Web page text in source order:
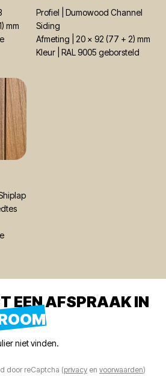
mm
Profiel | Dumowood Channel
Siding
Afmeting | 20 x 92 (77 + 2) mm
Kleur | RAL 9005 geborsteld
EEN AFSPRAAK IN
niet vinden.
door reCaptcha (privacy en voorwaarden)